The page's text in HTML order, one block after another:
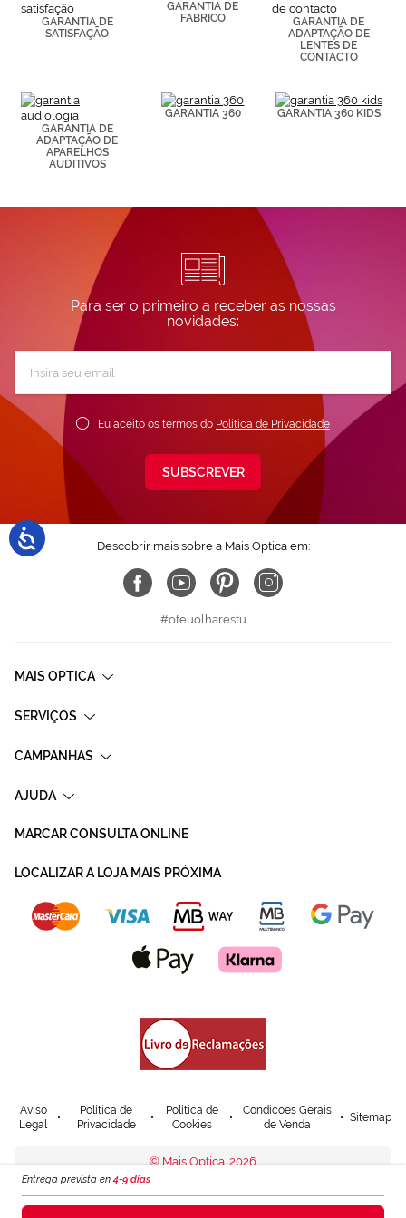
de páginas
visitadas).
Puedes
Política de
Cookies.
Entrega prevista en4-9 días
GARANTIA DE
SATISFAÇÃO
GARANTIA DE
FABRICO
GARANTIA DE
ADAPTAÇÃO DE
LENTES DE
CONTACTO
GARANTIA DE
ADAPTAÇÃO DE
APARELHOS
AUDITIVOS
GARANTIA 360 GARANTIA 360 KIDS
Para ser o primeiro a receber as nossas
novidades:
Newsletter:
Eu aceito os termos do Política de Privacidade
SUBSCREVER
Descobrir mais sobre a Mais Optica em:
#oteuolharestu
MAIS OPTICA
SERVIÇOS
CAMPANHAS
AJUDA
MARCAR CONSULTA ONLINE
LOCALIZAR A LOJA MAIS PRÓXIMA
Aviso
Legal
Política de
Privacidade
Política de
Cookies
Condicoes Gerais
de Venda
Sitemap
© Mais Optica. 2026